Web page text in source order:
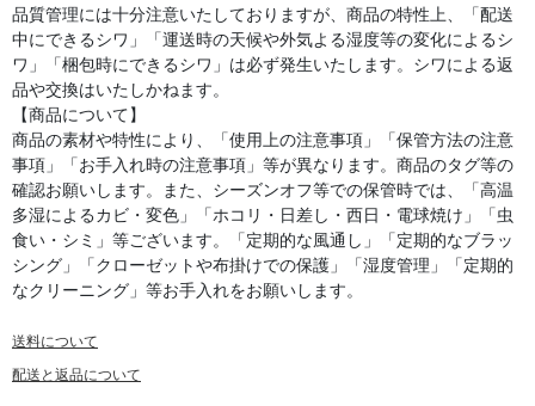
品質管理には十分注意いたしておりますが、商品の特性上、「配送
中にできるシワ」「運送時の天候や外気よる湿度等の変化によるシ
ワ」「梱包時にできるシワ」は必ず発生いたします。シワによる返
品や交換はいたしかねます。
【商品について】
商品の素材や特性により、「使用上の注意事項」「保管方法の注意
事項」「お手入れ時の注意事項」等が異なります。商品のタグ等の
確認お願いします。また、シーズンオフ等での保管時では、「高温
多湿によるカビ・変色」「ホコリ・日差し・西日・電球焼け」「虫
食い・シミ」等ございます。「定期的な風通し」「定期的なブラッ
シング」「クローゼットや布掛けでの保護」「湿度管理」「定期的
なクリーニング」等お手入れをお願いします。
送料について
配送と返品について